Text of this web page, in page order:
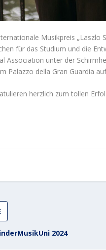
Musikpreis „Laszlo
für das Studium und die
Association unter der
Palazzo della Gran Guardia
herzlich zum tollen
2024